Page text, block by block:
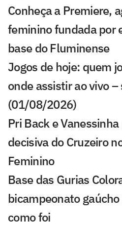
Conheça a Premiere,
feminino fundada por
base do Fluminense
Jogos de hoje: quem
onde assistir ao vivo –
(01/08/2026)
Pri Back e
decisiva do Cruzeiro
Feminino
Base das Gurias
bicampeonato
como foi